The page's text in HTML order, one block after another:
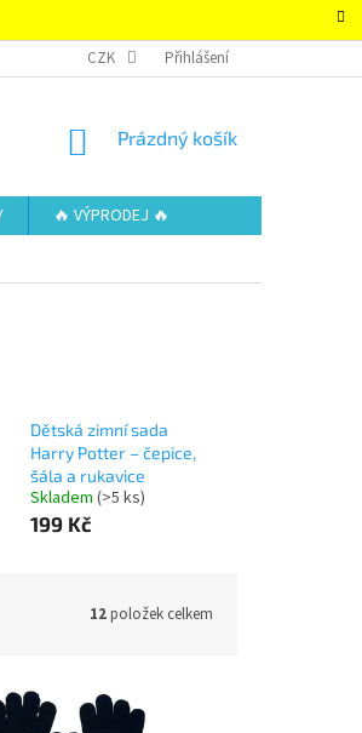
– SUPER-HRACKY.CZ
CZK Přihlášení
NÁKUPNÍ
Prázdný košík
🔥 VÝPRODEJ 🔥
Dětská zimní sada
Harry Potter – čepice,
šála a rukavice
Skladem (>5 ks)
199 Kč
12položek celkem